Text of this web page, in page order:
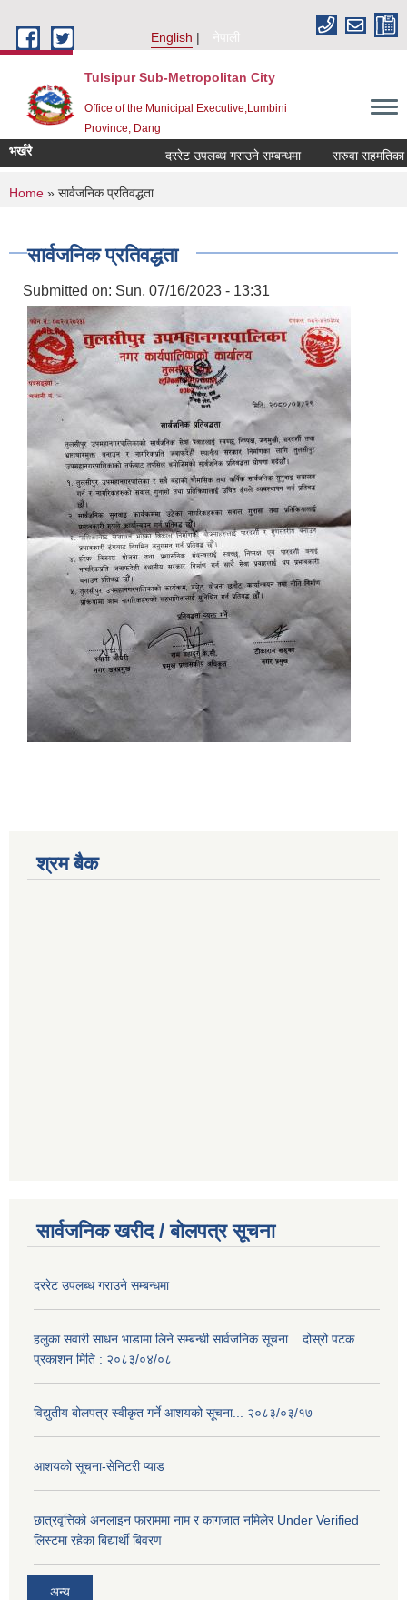
English
नेपाली
Tulsipur Sub-Metropolitan City
Office of the Municipal Executive,Lumbini
Province, Dang
भर्खरै दररेट उपलब्ध गराउने सम्बन्धमा सरुवा सहमतिका
You are here
Home » सार्वजनिक प्रतिवद्धता
सार्वजनिक प्रतिवद्धता
Submitted on: Sun, 07/16/2023 - 13:31
श्रम बैक
सार्वजनिक खरीद / बोलपत्र सूचना
दररेट उपलब्ध गराउने सम्बन्धमा
हलुका सवारी साधन भाडामा लिने सम्बन्धी सार्वजनिक सूचना .. दोस्रो पटक
प्रकाशन मिति : २०८३/०४/०८
विद्युतीय बोलपत्र स्वीकृत गर्ने आशयको सूचना... २०८३/०३/१७
आशयको सूचना-सेनिटरी प्याड
छात्रवृत्तिको अनलाइन फाराममा नाम र कागजात नमिलेर Under Verified
लिस्टमा रहेका बिद्यार्थी बिवरण
अन्य